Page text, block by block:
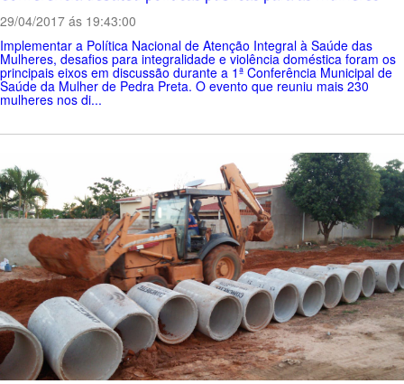
29/04/2017 ás 19:43:00
Implementar a Política Nacional de Atenção Integral à Saúde das
Mulheres, desafios para integralidade e violência doméstica foram os
principais eixos em discussão durante a 1ª Conferência Municipal de
Saúde da Mulher de Pedra Preta. O evento que reuniu mais 230
mulheres nos di...